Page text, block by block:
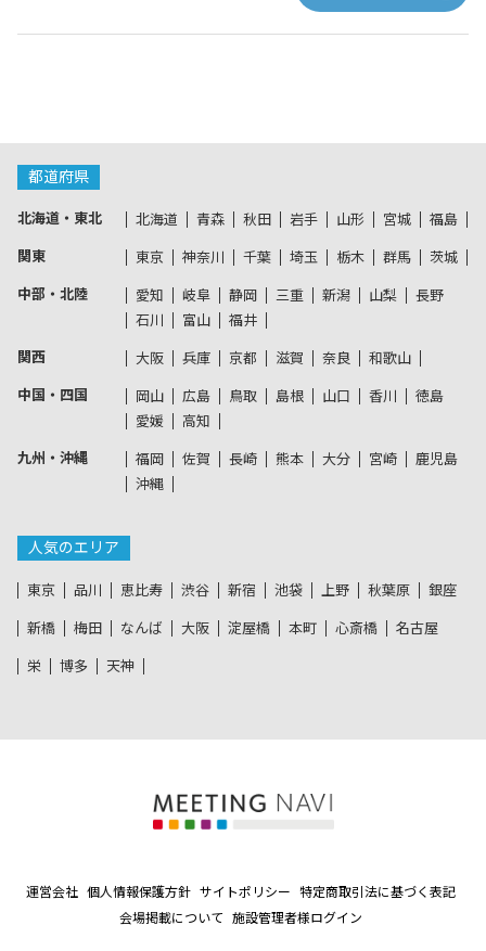
都道府県
北海道・東北 北海道 青森 秋田 岩手 山形 宮城 福島
関東 東京 神奈川 千葉 埼玉 栃木 群馬 茨城
中部・北陸 愛知 岐阜 静岡 三重 新潟 山梨
長野
石川
富山 福井
関西 大阪 兵庫 京都 滋賀 奈良 和歌山
中国・四国 岡山 広島 鳥取 島根 山口 香川
徳島
愛媛
高知
九州・沖縄 福岡 佐賀 長崎 熊本 大分 宮崎
鹿児島
沖縄
人気のエリア
東京 品川 恵比寿 渋谷 新宿 池袋 上野 秋葉原 銀座
新橋 梅田 なんば 大阪 淀屋橋 本町 心斎橋 名古屋
栄 博多 天神
運営会社 個人情報保護方針 サイトポリシー
特定商取引法に基づく表記
会場掲載について
施設管理者様ログイン